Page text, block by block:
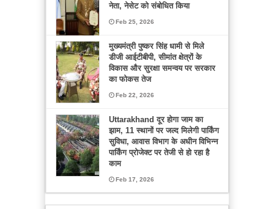
नेता, नेसेट को संबोधित किया
Feb 25, 2026
मुख्यमंत्री पुष्कर सिंह धामी से मिले
डीजी आईटीबीपी, सीमांत क्षेत्रों के
विकास और सुरक्षा समन्वय पर सरकार
का फोकस तेज
Feb 22, 2026
Uttarakhand दूर होगा जाम का
झाम, 11 स्थानों पर जल्द मिलेगी पार्किंग
सुविधा, आवास विभाग के अधीन विभिन्न
पार्किंग प्रोजेक्ट पर तेजी से हो रहा है
काम
Feb 17, 2026